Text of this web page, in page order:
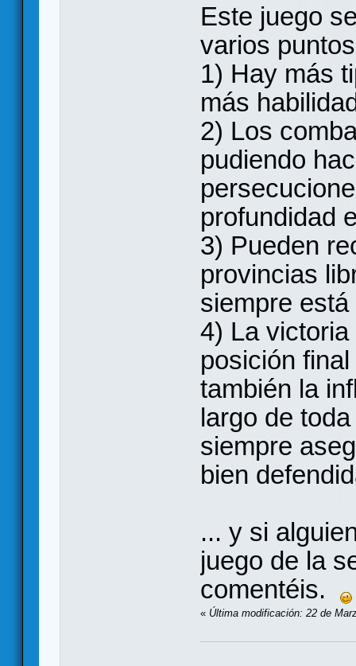
Este juego
varios
1) Hay más
más
2) Los
pudiendo
profundidad
3) Pueden
provincias
siempre
4) La
posición
también la
largo de
siempre
bien
... y si
juego de la
comentéis.
« Última modificación: 22 de